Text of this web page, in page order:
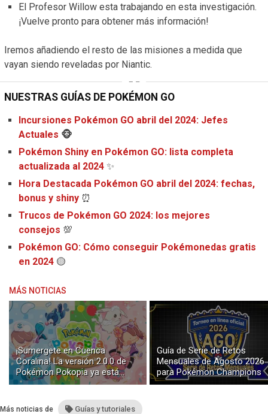
El Profesor Willow esta trabajando en esta investigación.
¡Vuelve pronto para obtener más información!
Iremos añadiendo el resto de las misiones a medida que
vayan siendo reveladas por Niantic.
NUESTRAS GUÍAS DE POKÉMON GO
Incursiones Pokémon GO abril del 2024: Jefes
Actuales 🐵
Pokémon Shiny en Pokémon GO: lista completa
actualizada al 2024 ✨
Hora Destacada Pokémon GO abril del 2024: fechas,
bonus y shiny ⏰
Trucos de Pokémon GO 2024: los mejores
consejos 💯
Pokémon GO: Cómo conseguir Pokémonedas gratis
en 2024 🟡
MÁS NOTICIAS
¡Sumergete en Cuenca
Coralina! La versión 2.0.0 de
Pokémon Pokopia ya está
disponible con buceo y
Guía de Serie de Retos
Mensuales de Agosto 2026
para Pokémon Champions
Más noticias de Guías y tutoriales